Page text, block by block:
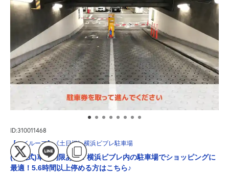
ID:310011468
【ハイルーフ】《土日祝》横浜ビブレ駐車場
(機械式)車高制限あり！横浜ビブレ内の駐車場でショッピングに
最適！5.6時間以上停める方はこちら♪